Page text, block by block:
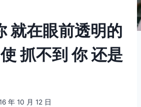
就在眼前透明的
抓不到 你 还是
年 10 月 12 日